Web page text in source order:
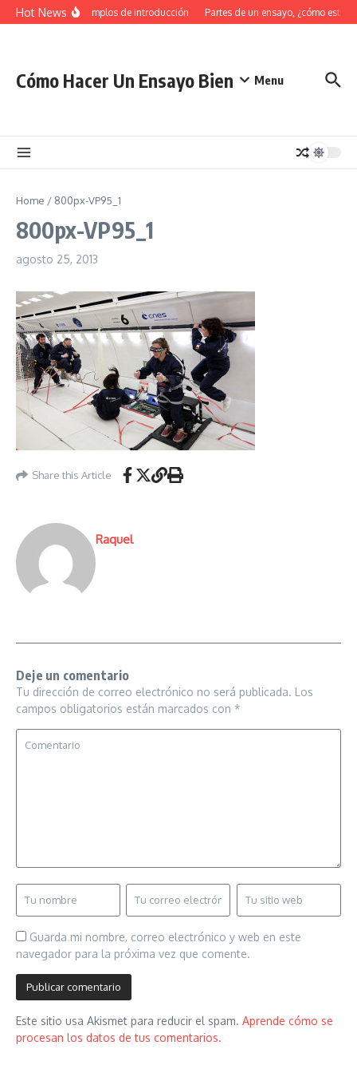
Saltar al contenido
Hot News34 Ejemplos de introducción Partes de un ensayo, ¿cómo
Cómo Hacer Un Ensayo Bien Menu
Home / 800px-VP95_1
800px-VP95_1
agosto 25, 2013
Share this Article
Raquel
Deje un comentario
Tu dirección de correo electrónico no será publicada. Los
campos obligatorios están marcados con *
Guarda mi nombre, correo electrónico y web en este
navegador para la próxima vez que comente.
Este sitio usa Akismet para reducir el spam. Aprende cómo se
procesan los datos de tus comentarios.